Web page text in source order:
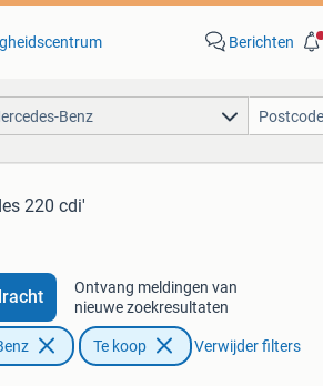
Berichten
Benz
220 cdi'
Ontvang meldingen van
nieuwe zoekresultaten
Te koop Verwijder filters